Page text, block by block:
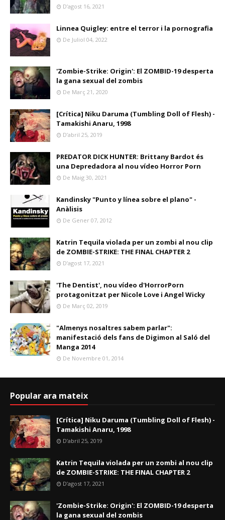
D’agost 16, 2021
Linnea Quigley: entre el terror i la pornografia
De Juliol 04, 2022
'Zombie-Strike: Origin': El ZOMBID-19 desperta
la gana sexual del zombis
De Març 21, 2020
[Crítica] Niku Daruma (Tumbling Doll of Flesh) -
Tamakishi Anaru, 1998
D’abril 25, 2019
PREDATOR DICK HUNTER: Brittany Bardot és
una Depredadora al nou vídeo Horror Porn
De Maig 30, 2021
Kandinsky "Punto y línea sobre el plano" -
Anàlisis
De Gener 07, 2012
Katrin Tequila violada per un zombi al nou clip
de ZOMBIE-STRIKE: THE FINAL CHAPTER 2
D’agost 17, 2021
'The Dentist', nou vídeo d'HorrorPorn
protagonitzat per Nicole Love i Angel Wicky
De Març 02, 2019
"Almenys nosaltres sabem parlar":
manifestació dels fans de Digimon al Saló del
Manga 2014
De Novembre 01, 2014
Popular ara mateix
[Crítica] Niku Daruma (Tumbling Doll of Flesh) -
Tamakishi Anaru, 1998
D’abril 25, 2019
Katrin Tequila violada per un zombi al nou clip
de ZOMBIE-STRIKE: THE FINAL CHAPTER 2
D’agost 17, 2021
'Zombie-Strike: Origin': El ZOMBID-19 desperta
la gana sexual del zombis